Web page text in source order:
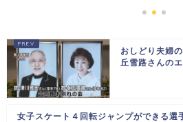
おしどり夫婦
丘雪路さんの
女子スケート４回転ジャンプができる選